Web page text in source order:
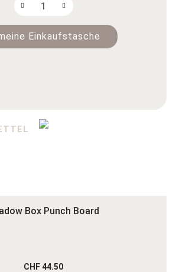
Einkaufstasche
Box Punch Board
CHF 44.50